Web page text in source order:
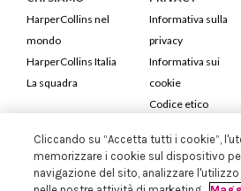
HarperCollins nel
mondo
HarperCollins Italia
La squadra
Informativa sulla
privacy
Informativa sui
cookie
Codice etico
HarperCollins Italia S.p.A. Viale
Cod. Fiscale e P.IVA 05946780151
Cliccando su “Accetta tutti i cookie”,
memorizzare i cookie sul dispositivo
navigazione del sito, analizzare